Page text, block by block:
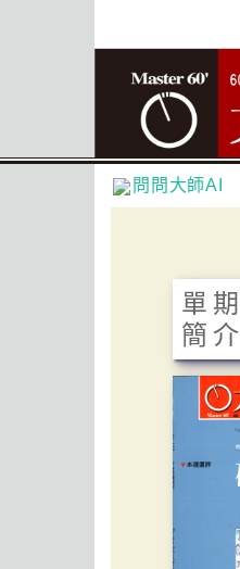
問問大師AI
單期
簡介